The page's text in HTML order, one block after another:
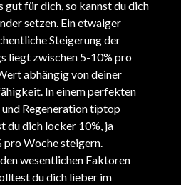
für dich, so kannst du dich
setzen. Ein etwaiger
Steigerung der
liegt zwischen 5-10% pro
abhängig von deiner
In einem perfekten
und Regeneration tiptop
du dich locker 10%, ja
pro Woche steigern.
wesentlichen Faktoren
du dich lieber im